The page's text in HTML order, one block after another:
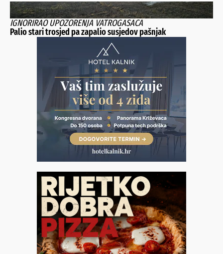
IGNORIRAO UPOZORENJA VATROGASACA
Palio stari trosjed pa zapalio susjedov pašnjak